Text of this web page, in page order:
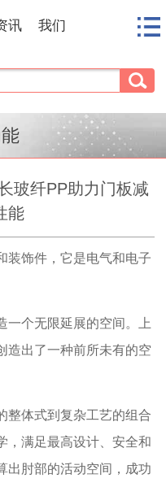
讯 我们
玻纤PP助力门板减
能
装饰件，它是电气和电子
一个无限延展的空间。上
造出了一种前所未有的空
整体式到复杂工艺的组合
，满足最高设计、安全和
出肘部的活动空间，成功